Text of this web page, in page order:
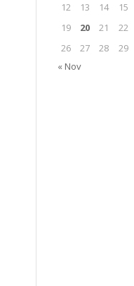
12
13 14 15
19
20 21 22
26
27 28 29
« Nov